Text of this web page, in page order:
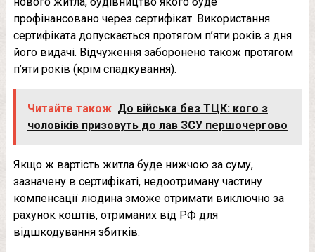
профінансовано через сертифікат. Використання
сертифіката допускається протягом п’яти років з дня
його видачі. Відчуження заборонено також протягом
п’яти років (крім спадкування).
Читайте також До війська без ТЦК: кого з
чоловіків призовуть до лав ЗСУ першочергово
Якщо ж вартість житла буде нижчою за суму,
зазначену в сертифікаті, недоотриману частину
компенсації людина зможе отримати виключно за
рахунок коштів, отриманих від РФ для
відшкодування збитків.